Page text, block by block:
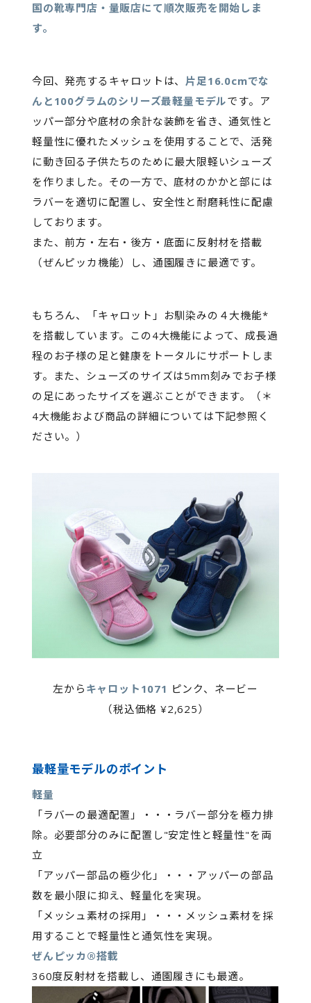
国の靴専門店・量販店にて順次販売を開始しま
す。
今回、発売するキャロットは、片足16.0cmでな
んと100グラムのシリーズ最軽量モデルです。ア
ッパー部分や底材の余計な装飾を省き、通気性と
軽量性に優れたメッシュを使用することで、活発
に動き回る子供たちのために最大限軽いシューズ
を作りました。その一方で、底材のかかと部には
ラバーを適切に配置し、安全性と耐磨耗性に配慮
しております。
また、前方・左右・後方・底面に反射材を搭載
（ぜんピッカ機能）し、通園履きに最適です。
もちろん、「キャロット」お馴染みの４大機能*
を搭載しています。この4大機能によって、成長過
程のお子様の足と健康をトータルにサポートしま
す。また、シューズのサイズは5mm刻みでお子様
の足にあったサイズを選ぶことができます。（＊
4大機能および商品の詳細については下記参照く
ださい。）
左から キャロット1071 ピンク、ネービー
（税込価格 ¥2,625）
最軽量モデルのポイント
軽量
「ラバーの最適配置」・・・ラバー部分を極力排
除。必要部分のみに配置し"安定性と軽量性"を両
立
「アッパー部品の極少化」・・・アッパーの部品
数を最小限に抑え、軽量化を実現。
「メッシュ素材の採用」・・・メッシュ素材を採
用することで軽量性と通気性を実現。
ぜんピッカ®搭載
360度反射材を搭載し、通園履きにも最適。